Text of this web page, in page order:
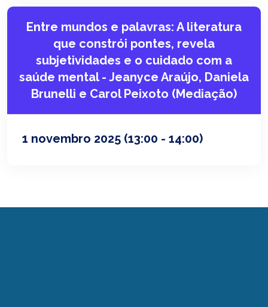
Entre mundos e palavras: A literatura
que constrói pontes, revela
subjetividades e o cuidado com a
saúde mental - Jeanyce Araújo, Daniela
Brunelli e Carol Peixoto (Mediação)
1 novembro 2025 (13:00 - 14:00)